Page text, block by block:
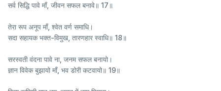
सर्व सिद्धि पावे माँ, जीवन सफल बनावे॥ 17॥
तेरा रूप अनूप माँ, श्वेत वर्ण समाधि।
सदा सहायक भक्त-विमुख, तारणहार स्वाधि॥ 18॥
सरस्वती वंदना पावे ना, जनम सफल बनायो।
ज्ञान विवेक बुझायो माँ, भव डोरी कटवायो॥ 19॥